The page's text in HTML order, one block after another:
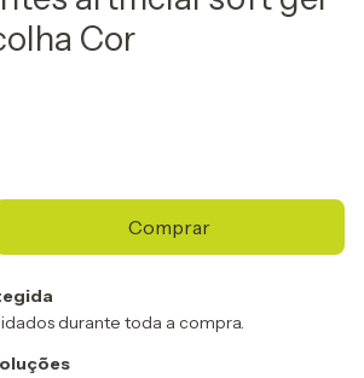
Cor
durante toda a compra.